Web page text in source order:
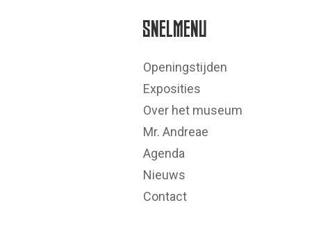
SNELMENU
Openingstijden
Exposities
Over het museum
Mr. Andreae
Agenda
Nieuws
Contact